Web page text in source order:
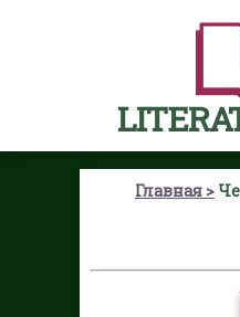
Главная